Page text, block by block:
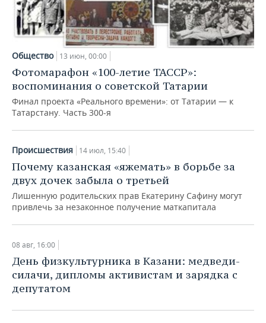
Общество 13 июн, 00:00
Фотомарафон «100-летие ТАССР»:
воспоминания о советской Татарии
Финал проекта «Реального времени»: от Татарии — к
Татарстану. Часть 300-я
Происшествия 14 июл, 15:40
Почему казанская «яжемать» в борьбе за
двух дочек забыла о третьей
Лишенную родительских прав Екатерину Сафину могут
привлечь за незаконное получение маткапитала
08 авг, 16:00
День физкультурника в Казани: медведи-
силачи, дипломы активистам и зарядка с
депутатом